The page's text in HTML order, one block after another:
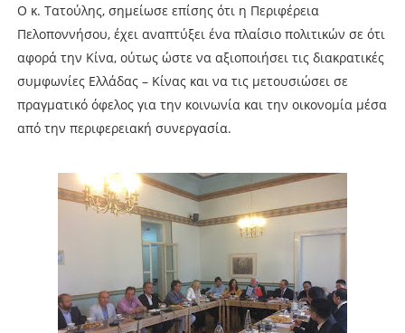
Ο κ. Τατούλης, σημείωσε επίσης ότι η Περιφέρεια
Πελοποννήσου, έχει αναπτύξει ένα πλαίσιο πολιτικών σε ότι
αφορά την Κίνα, ούτως ώστε να αξιοποιήσει τις διακρατικές
συμφωνίες Ελλάδας – Κίνας και να τις μετουσιώσει σε
πραγματικό όφελος για την κοινωνία και την οικονομία μέσα
από την περιφερειακή συνεργασία.